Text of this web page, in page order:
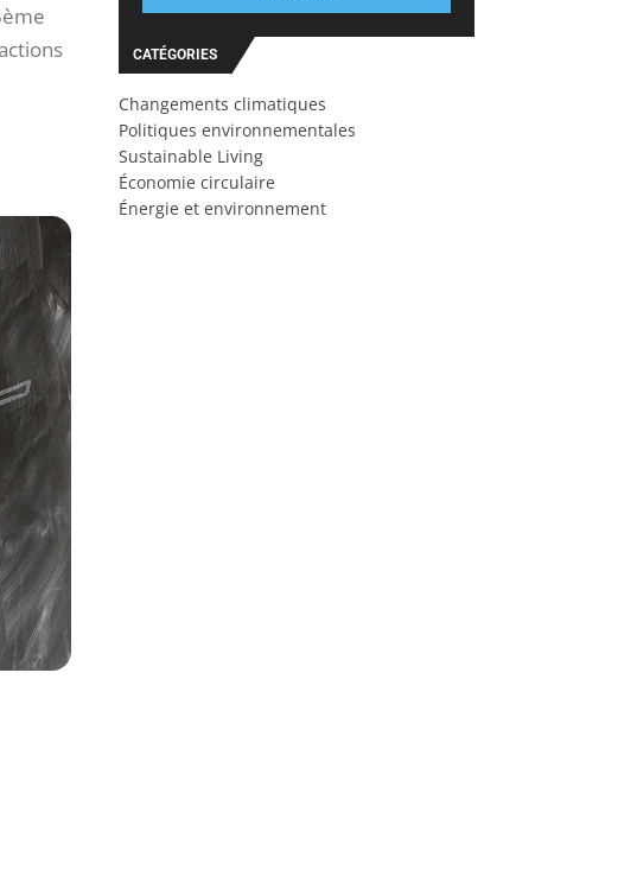
CATÉGORIES
Changements climatiques
Politiques environnementales
Sustainable Living
Économie circulaire
Énergie et environnement